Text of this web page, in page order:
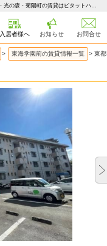
東都マンション東海学園前の2DK賃貸マンション | 熊本県熊本市・光の森・菊陽町の賃貸はピタットハウス 熊本賃貸サポート
入居者様へ お知らせ お問合せ
> 東海学園前の賃貸情報一覧 > 東